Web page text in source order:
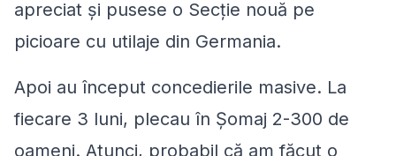
apreciat şi pusese o Secție nouă pe
picioare cu utilaje din Germania.
Apoi au început concedierile masive. La
fiecare 3 luni, plecau în Șomaj 2-300 de
oameni. Atunci, probabil că am făcut o